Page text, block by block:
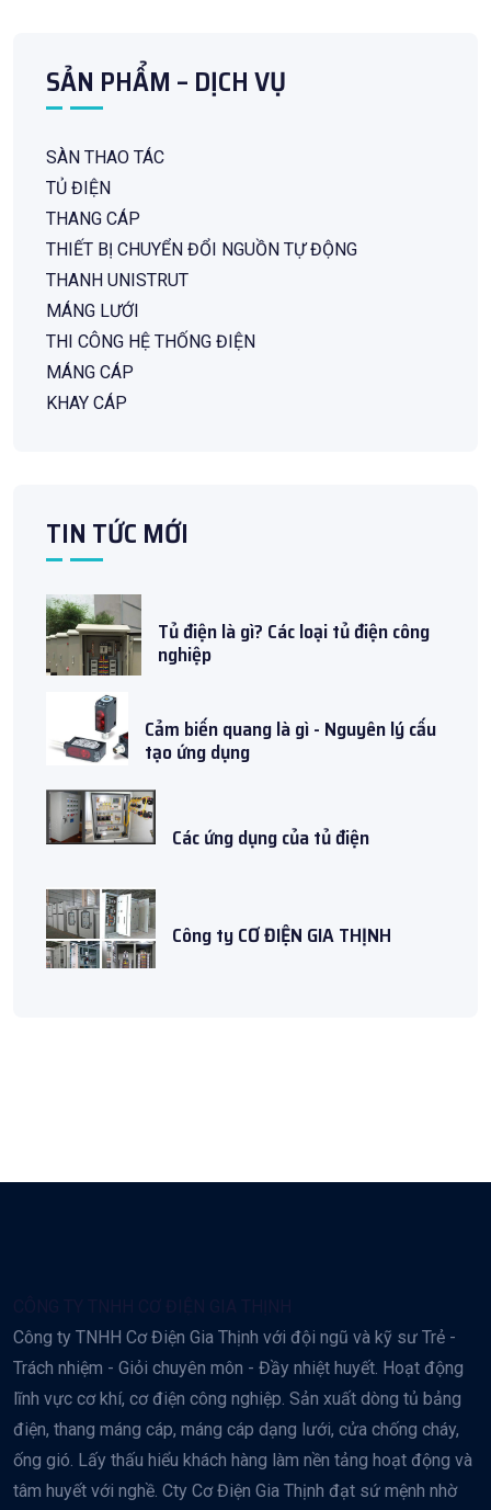
SẢN PHẨM – DỊCH VỤ
SÀN THAO TÁC
TỦ ĐIỆN
THANG CÁP
THIẾT BỊ CHUYỂN ĐỔI NGUỒN TỰ ĐỘNG
THANH UNISTRUT
MÁNG LƯỚI
THI CÔNG HỆ THỐNG ĐIỆN
MÁNG CÁP
KHAY CÁP
TIN TỨC MỚI
Tủ điện là gì? Các loại tủ điện công
nghiệp
Cảm biến quang là gì - Nguyên lý cấu
tạo ứng dụng
Các ứng dụng của tủ điện
Công ty CƠ ĐIỆN GIA THỊNH
Công ty TNHH Cơ Điện Gia Thịnh với đội ngũ và kỹ sư Trẻ -
Trách nhiệm - Giỏi chuyên môn - Đầy nhiệt huyết. Hoạt động
lĩnh vực cơ khí, cơ điện công nghiệp. Sản xuất dòng tủ bảng
điện, thang máng cáp, máng cáp dạng lưới, cửa chống cháy,
ống gió. Lấy thấu hiểu khách hàng làm nền tảng hoạt động và
tâm huyết với nghề. Cty Cơ Điện Gia Thịnh đạt sứ mệnh nhờ